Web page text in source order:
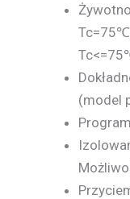
Tc=75℃
(model